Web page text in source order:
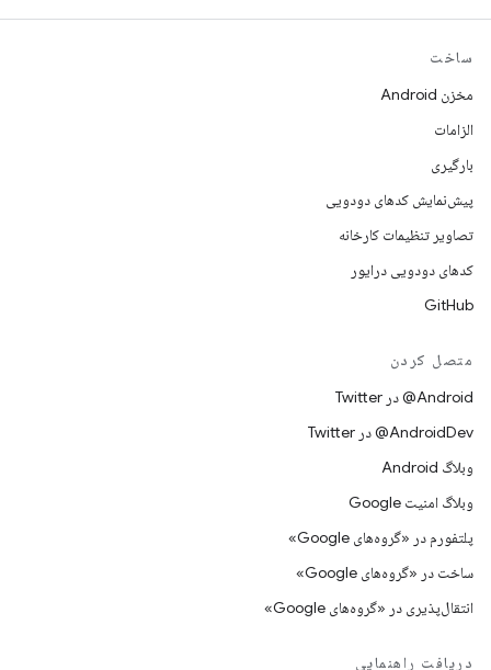
ساخت
مخزن Android
الزامات
بارگیری
پیش‌نمایش کدهای دودویی
تصاویر تنظیمات کارخانه
کدهای دودویی درایور
GitHub
متصل کردن
Android@ در Twitter
AndroidDev@ در Twitter
وبلاگ Android
وبلاگ امنیت Google
پلتفورم در «گروه‌های Google»
ساخت در «گروه‌های Google»
انتقال‌پذیری در «گروه‌های Google»
دریافت راهنمایی